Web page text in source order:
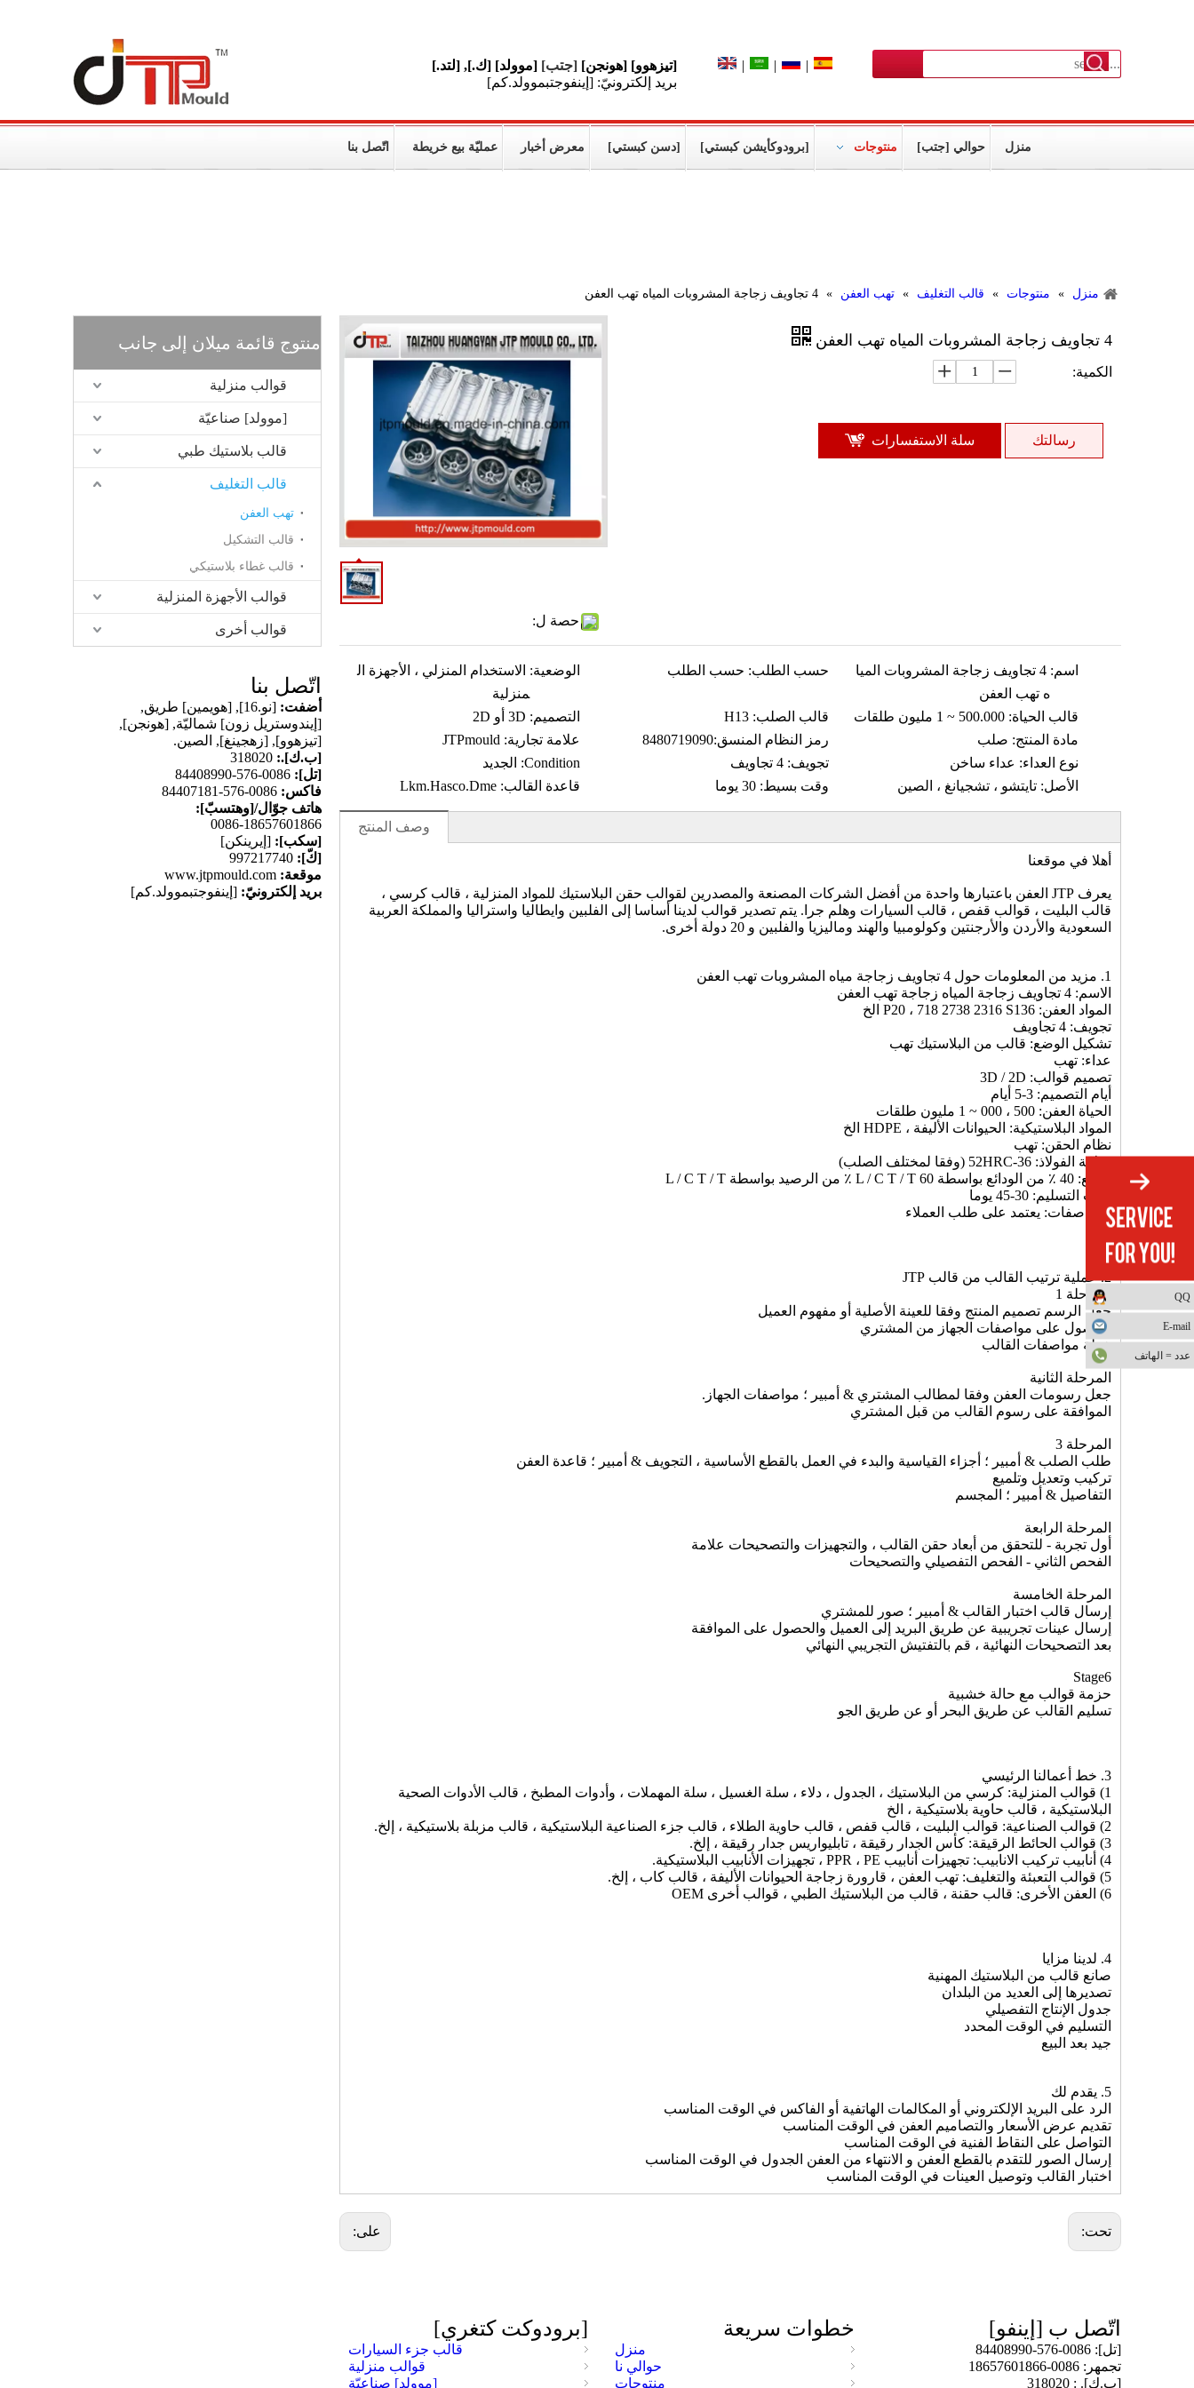
[تيزهوو] [هونجن] [جتب] [موولد] [ك.], [لتد.]
بريد إلكترونيّ: [إينفوجتبموولد.كم]
|
|
|
منزل حوالي [جتب] منتوجات [برودوكأيشن كبستي] [دسن كبستي] معرض أخبار عمليّة بيع خريطة اتّصل بنا
منزل » منتوجات » قالب التغليف » تهب العفن » 4 تجاويف زجاجة المشروبات المياه تهب العفن
منتوج قائمة ميلان إلى جانب
قوالب منزلية
[موولد] صناعيّة
قالب بلاستيك طبي
قالب التغليف
تهب العفن
قالب التشكيل
قالب غطاء بلاستيكي
قوالب الأجهزة المنزلية
قوالب أخرى
اتّصل بنا
أضفت:
[نو.16], [هويمين] طريق,
[إيندوستريل زون] شماليّة, [هونجن],
[تيزهوو], [زهجينغ], الصين.
[ب.ك].:
[تل]:
فاكس: 0086-576-84407181
هاتف جوّال/[وهتسبّ]:
0086-18657601866
[سكب]: [إيرينكن]
[كّ]:
موقعة:
بريد إلكترونيّ: [إينفوجتبموولد.كم]
حصة ل:
4 تجاويف زجاجة المشروبات المياه تهب العفن
الكمية:
رسالتك سلة الاستفسارات
الوضعية: الاستخدام المنزلي ، الأجهزة ال
منزلية
حسب الطلب: حسب الطلب اسم:
4 تجاويف زجاجة المشروبات الميا
ه تهب العفن
التصميم:
قالب الصلب: قالب الحياة: 500.000 ~ 1 مليون طلقات
علامة تجارية:
رمز النظام المنسق:8480719090 مادة المنتج: صلب
Condition:
الجديد تجويف: نوع العداء: عداء ساخن
قاعدة القالب: Lkm.Hasco.Dme وقت بسيط: الأصل: تايتشو ، تشجيانغ ، الصين
وصف المنتج
أهلا في موقعنا
يعرف JTP العفن باعتبارها واحدة من أفضل الشركات المصنعة والمصدرين لقوالب حقن البلاستيك للمواد المنزلية ، قالب كرسي ،
قالب البليت ، قوالب قفص ، قالب السيارات وهلم جرا. يتم تصدير قوالب لدينا أساسا إلى الفلبين وايطاليا واستراليا والمملكة العربية
السعودية والأردن والأرجنتين وكولومبيا والهند وماليزيا والفلبين و 20 دولة أخرى.
1. مزيد من المعلومات حول 4 تجاويف زجاجة مياه المشروبات تهب العفن
الاسم: 4 تجاويف زجاجة المياه زجاجة تهب العفن
المواد العفن: P20 ، 718 2738 2316 S136 الخ
تجويف: 4 تجاويف
تشكيل الوضع: قالب من البلاستيك تهب
عداء: تهب
تصميم قوالب: 3D / 2D
أيام التصميم: 3-5 أيام
الحياة العفن: 500 ، 000 ~ 1 مليون طلقات
المواد البلاستيكية: الحيوانات الأليفة ، HDPE الخ
نظام الحقن: تهب
صلابة الفولاذ: 36-52HRC (وفقا لمختلف الصلب)
الدفع: 40 ٪ من الودائع بواسطة L / C T / T 60 ٪ من الرصيد بواسطة L / C T / T
وقت التسليم: 30-45 يوما
المواصفات: يعتمد على طلب العملاء
2. عملية ترتيب القالب من قالب JTP
المرحلة 1
جعل الرسم تصميم المنتج وفقا للعينة الأصلية أو مفهوم العميل
الحصول على مواصفات الجهاز من المشتري
خطة مواصفات القالب
المرحلة الثانية
جعل رسومات العفن وفقا لمطالب المشتري & أمبير ؛ مواصفات الجهاز.
الموافقة على رسوم القالب من قبل المشتري
المرحلة 3
طلب الصلب & أمبير ؛ أجزاء القياسية والبدء في العمل بالقطع الأساسية ، التجويف & أمبير ؛ قاعدة العفن
تركيب وتعديل وتلميع
التفاصيل & أمبير ؛ المجسم
المرحلة الرابعة
أول تجربة - للتحقق من أبعاد حقن القالب ، والتجهيزات والتصحيحات علامة
الفحص الثاني - الفحص التفصيلي والتصحيحات
المرحلة الخامسة
إرسال قالب اختبار القالب & أمبير ؛ صور للمشتري
إرسال عينات تجريبية عن طريق البريد إلى العميل والحصول على الموافقة
بعد التصحيحات النهائية ، قم بالتفتيش التجريبي النهائي
Stage6
حزمة قوالب مع حالة خشبية
تسليم القالب عن طريق البحر أو عن طريق الجو
3. خط أعمالنا الرئيسي
1) قوالب المنزلية: كرسي من البلاستيك ، الجدول ، دلاء ، سلة الغسيل ، سلة المهملات ، وأدوات المطبخ ، قالب الأدوات الصحية
البلاستيكية ، قالب حاوية بلاستيكية ، الخ
2) قوالب الصناعية: قوالب البليت ، قالب قفص ، قالب حاوية الطلاء ، قالب جزء الصناعية البلاستيكية ، قالب مزبلة بلاستيكية ، إلخ.
3) قوالب الحائط الرقيقة: كأس الجدار رقيقة ، تابليواريس جدار رقيقة ، إلخ.
4) أنابيب تركيب الانابيب: تجهيزات أنابيب PPR ، PE ، تجهيزات الأنابيب البلاستيكية.
5) قوالب التعبئة والتغليف: تهب العفن ، قارورة زجاجة الحيوانات الأليفة ، قالب كاب ، إلخ.
6) العفن الأخرى: قالب حقنة ، قالب من البلاستيك الطبي ، قوالب أخرى OEM
4. لدينا مزايا
صانع قالب من البلاستيك المهنية
تصديرها إلى العديد من البلدان
جدول الإنتاج التفصيلي
التسليم في الوقت المحدد
جيد بعد البيع
5. يقدم لك
الرد على البريد الإلكتروني أو المكالمات الهاتفية أو الفاكس في الوقت المناسب
تقديم عرض الأسعار والتصاميم العفن في الوقت المناسب
التواصل على النقاط الفنية في الوقت المناسب
إرسال الصور للتقدم بالقطع العفن و الانتهاء من العفن الجدول في الوقت المناسب
اختبار القالب وتوصيل العينات في الوقت المناسب
على: تحت:
QQ
E-mail
عدد = الهاتف
[برودوكت كتغري]
قالب جزء السيارات
قوالب منزلية
[موولد] صناعيّة
خطوات سريعة
منزل
حوالي نا
منتوجات
اتّصل ب [إينفو]
[تل]: 0086-576-84408990
تجمهر: 0086-18657601866
[ب.ك]. : 318020